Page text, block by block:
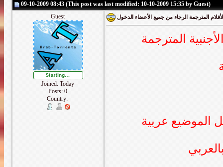
09-10-2009 08:43 (This post was last modified: 10-10-2009 15:35 by Guest)
Guest
Joined: Today
Posts: 0
Country:
المترجمة الرجاء من جميع الأعضاء الدخول
المترجمة
الموضيع عربية